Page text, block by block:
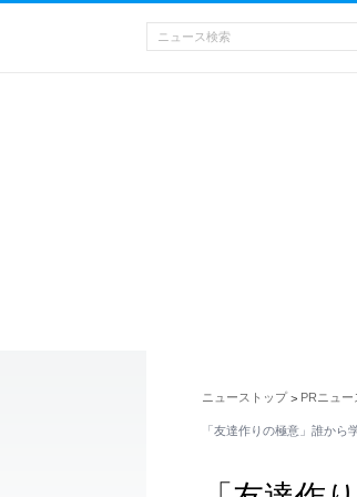
ニューストップ > PRニュー
「友達作りの極意」誰か